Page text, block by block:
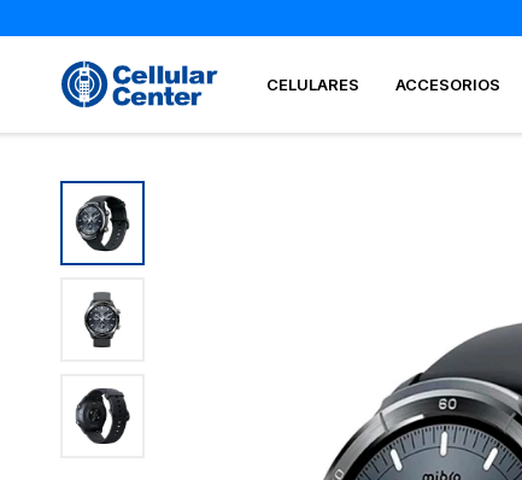
CELULARES ACCESORIOS